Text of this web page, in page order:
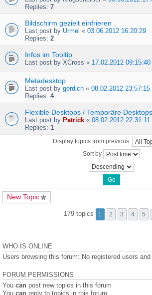
Replies: 7
Bildschirm gezielt einfrieren
Last post by Urmel « 03.06.2012 16:20:29
Replies: 2
Infos im Tooltip
Last post by XCross « 17.02.2012 09:15:40
Metadesktop
Last post by gerdich « 08.02.2012 23:57:15
Replies: 4
Flexible Desktops / Temporäre Desktops
Last post by Patrick « 08.02.2012 22:31:11
Replies: 1
Display topics from previous:
Sort by
New Topic
179 topics 1 2 3 4 5
WHO IS ONLINE
Users browsing this forum: No registered users
FORUM PERMISSIONS
You can post new topics in this forum
You can reply to topics in this forum